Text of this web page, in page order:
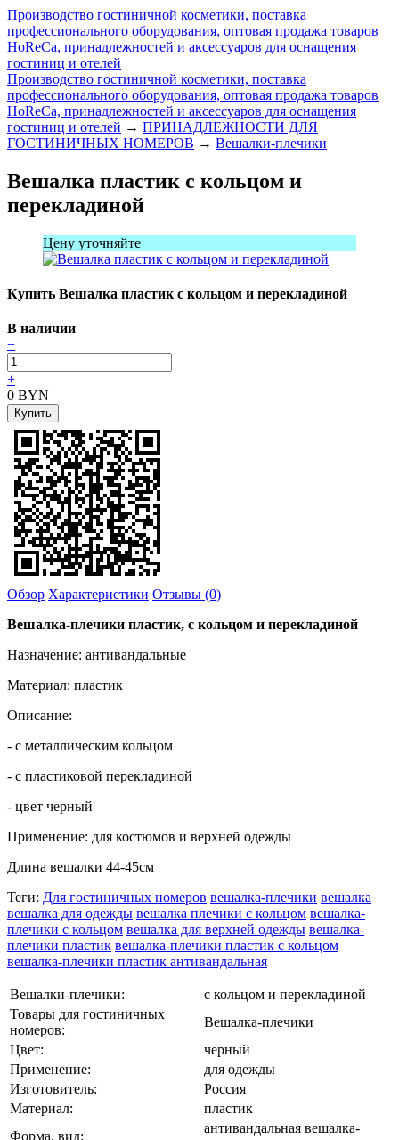
Производство гостиничной косметики, поставка
профессионального оборудования, оптовая продажа товаров
HoReCa, принадлежностей и аксессуаров для оснащения
гостиниц и отелей
Производство гостиничной косметики, поставка
профессионального оборудования, оптовая продажа товаров
HoReCa, принадлежностей и аксессуаров для оснащения
гостиниц и отелей → ПРИНАДЛЕЖНОСТИ ДЛЯ
ГОСТИНИЧНЫХ НОМЕРОВ → Вешалки-плечики
Вешалка пластик с кольцом и
перекладиной
Цену уточняйте
Купить Вешалка пластик с кольцом и перекладиной
В наличии
−
+
0 BYN
Обзор Характеристики Отзывы (0)
Вешалка-плечики пластик, с кольцом и перекладиной
Назначение: антивандальные
Материал: пластик
Описание:
- с металлическим кольцом
- с пластиковой перекладиной
- цвет черный
Применение: для костюмов и верхней одежды
Длина вешалки 44-45см
Теги: Для гостиничных номеров вешалка-плечики вешалка
вешалка для одежды вешалка плечики с кольцом вешалка-
плечики с кольцом вешалка для верхней одежды вешалка-
плечики пластик вешалка-плечики пластик с кольцом
вешалка-плечики пластик антивандальная
Вешалки-плечики:
с кольцом и перекладиной
Товары для гостиничных
номеров:
Вешалка-плечики
Цвет:
черный
Применение:
для одежды
Изготовитель:
Россия
Материал:
пластик
Форма, вид:
антивандальная вешалка-